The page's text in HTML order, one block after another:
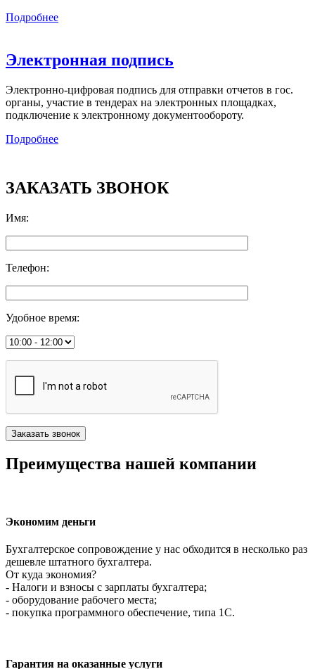
Подробнее
Электронная подпись
Электронно-цифровая подпись для отправки отчетов в гос.
органы, участие в тендерах на электронных площадках,
подключение к электронному документообороту.
Подробнее
ЗАКАЗАТЬ ЗВОНОК
Имя:
Телефон:
Удобное время:
Преимущества нашей компании
Экономим деньги
Бухгалтерское сопровождение у нас обходится в несколько раз
дешевле штатного бухгалтера.
От куда экономия?
- Налоги и взносы с зарплаты бухгалтера;
- оборудование рабочего места;
- покупка программного обеспечение, типа 1С.
Гарантия на оказанные услуги